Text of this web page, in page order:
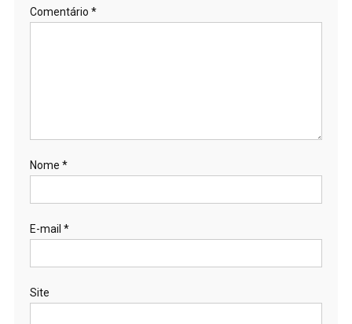
Comentário *
Nome *
E-mail *
Site